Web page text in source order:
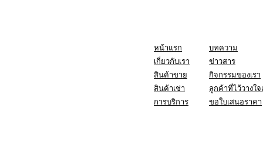
หน้าแรก
บทความ
เกี่ยวกับเรา
ข่าวสาร
สินค้าขาย
กิจกรรมของเรา
สินค้าเช่า
ลูกค้าที่ไว้วางใจ
การบริการ
ขอใบเสนอราคา